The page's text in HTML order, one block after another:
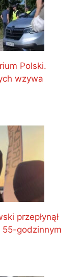
Polski.
wzywa
przepłynął
55-godzinnym